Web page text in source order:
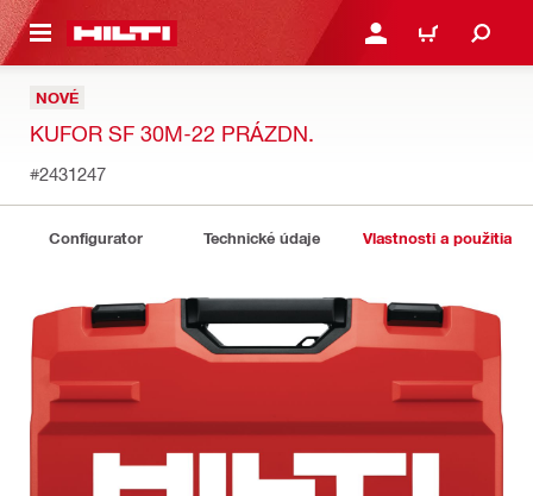
HLAVNÝ OBSAH PRIHLÁSIŤ ALEBO
KOŠÍK
NOVÉ
KUFOR SF 30M-22 PRÁZDN.
#2431247
Configurator Technické údaje Vlastnosti a použitia